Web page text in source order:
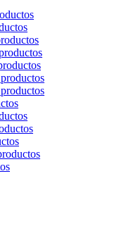
productos
productos